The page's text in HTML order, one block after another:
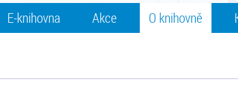
E-knihovna Akce O knihovně